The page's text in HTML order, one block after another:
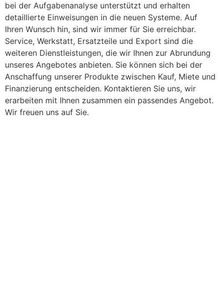
bei der Aufgabenanalyse unterstützt und erhalten
detaillierte Einweisungen in die neuen Systeme. Auf
Ihren Wunsch hin, sind wir immer für Sie erreichbar.
Service, Werkstatt, Ersatzteile und Export sind die
weiteren Dienstleistungen, die wir Ihnen zur Abrundung
unseres Angebotes anbieten. Sie können sich bei der
Anschaffung unserer Produkte zwischen Kauf, Miete und
Finanzierung entscheiden. Kontaktieren Sie uns, wir
erarbeiten mit Ihnen zusammen ein passendes Angebot.
Wir freuen uns auf Sie.